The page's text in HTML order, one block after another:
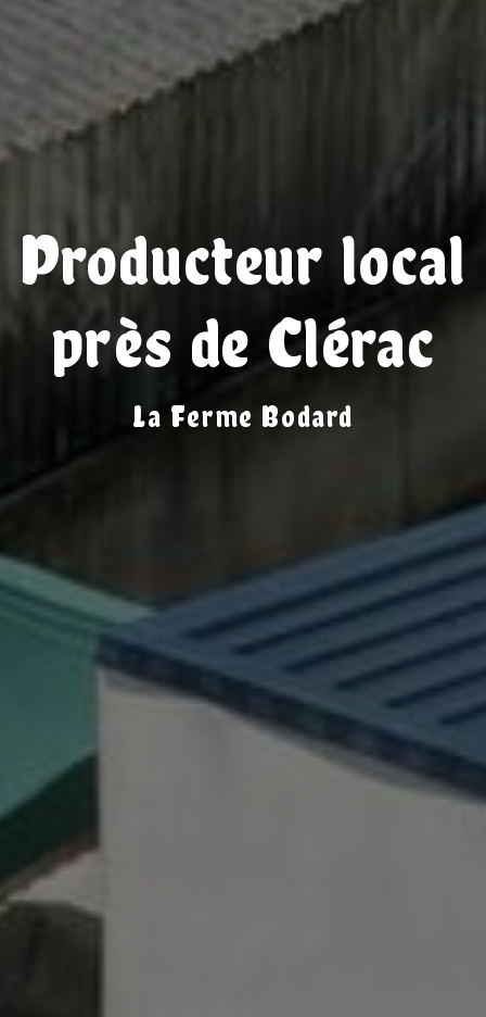
Producteur local
près de Clérac
La Ferme Bodard